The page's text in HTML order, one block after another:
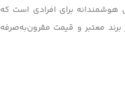
هوشمندانه برای افرادی است که
معتبر و قیمت مقرون‌به‌صرفه